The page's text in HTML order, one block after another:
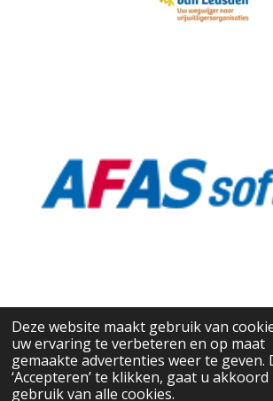
Deze website maakt gebruik van
uw ervaring te verbeteren en op maat
gemaakte advertenties weer te geven.
‘Accepteren’ te klikken, gaat u
gebruik van alle cookies.